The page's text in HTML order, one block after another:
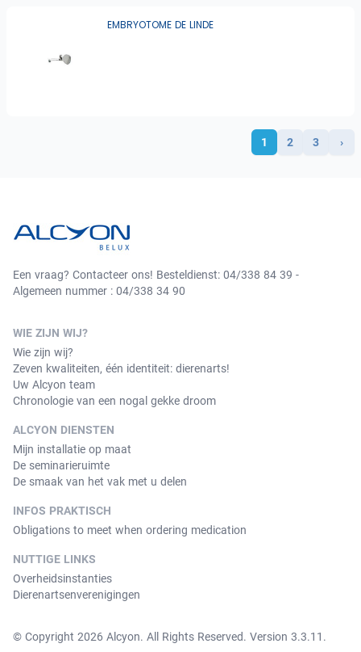
EMBRYOTOME DE LINDE
1 2 3 ›
Een vraag? Contacteer ons! Besteldienst: 04/338 84 39 -
Algemeen nummer : 04/338 34 90
WIE ZIJN WIJ?
Wie zijn wij?
Zeven kwaliteiten, één identiteit: dierenarts!
Uw Alcyon team
Chronologie van een nogal gekke droom
ALCYON DIENSTEN
Mijn installatie op maat
De seminarieruimte
De smaak van het vak met u delen
INFOS PRAKTISCH
Obligations to meet when ordering medication
NUTTIGE LINKS
Overheidsinstanties
Dierenartsenverenigingen
© Copyright 2026 Alcyon. All Rights Reserved. Version 3.3.11.